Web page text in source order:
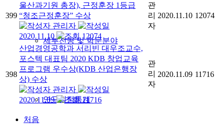
세부전공 및 학문분야
연구실적통계
399
울산과기원 총장), 근정훈장 1등급
“청조근정훈장” 수상
관리자
2020.11.10
12074
관
리
자
2020.11.10 12074
398
산업경영공학과 서리빈 대우조교수,
포스텍 대표팀 2020 KDB 창업교육
프로그램 우수상(KDB 산업은행장
상) 수상
관리자
2020.11.09
11716
관
리
자
2020.11.09 11716
처음